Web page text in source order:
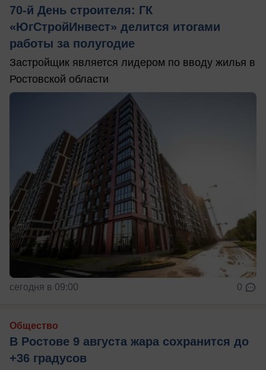
70-й День строителя: ГК
«ЮгСтройИнвест» делится итогами
работы за полугодие
Застройщик является лидером по вводу жилья в
Ростовской области
сегодня в 09:00 0
Общество
В Ростове 9 августа жара сохранится до
+36 градусов